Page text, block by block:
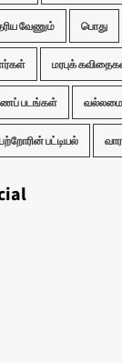
வேணும் பொது
மரபுக்
படங்கள்
பட்டியல்